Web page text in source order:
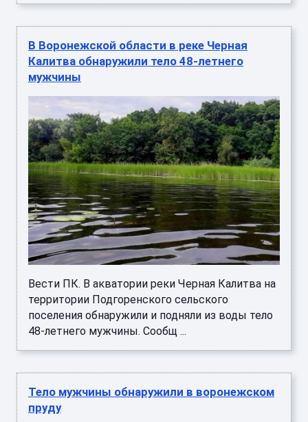
В Воронежской области в реке Черная
Калитва обнаружили тело 48-летнего
мужчины
Вести ПК. В акватории реки Черная Калитва на
территории Подгоренского сельского
поселения обнаружили и подняли из воды тело
48-летнего мужчины. Сообщ ...
Тело мужчины обнаружили в воронежском
пруду